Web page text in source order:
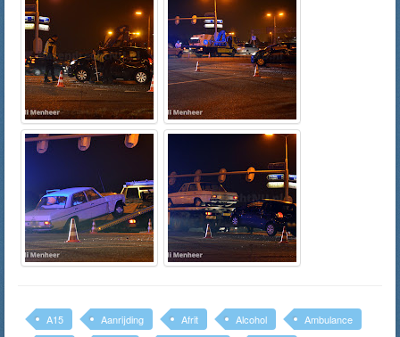
A15 Aanrijding Afrit Alcohol
Ambulance